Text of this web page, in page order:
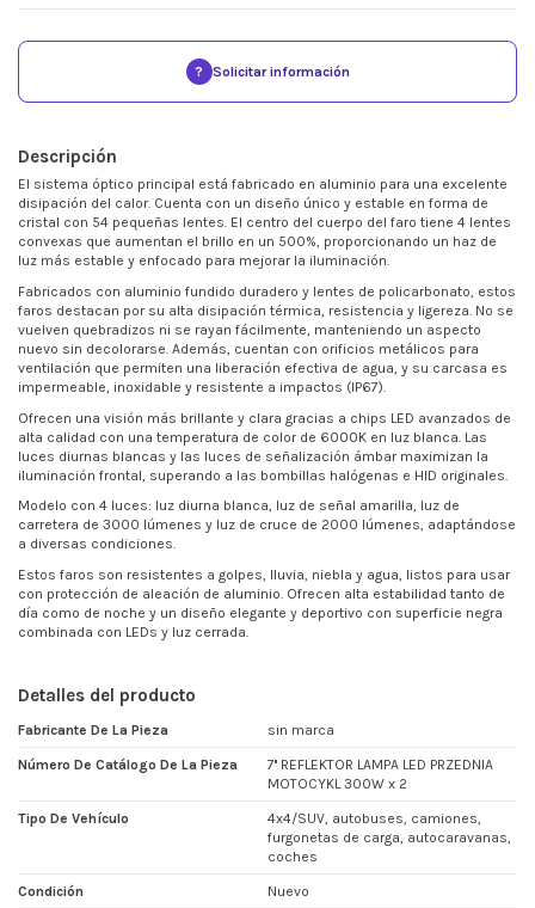
? Solicitar información
Descripción
El sistema óptico principal está fabricado en aluminio para una excelente
disipación del calor. Cuenta con un diseño único y estable en forma de
cristal con 54 pequeñas lentes. El centro del cuerpo del faro tiene 4 lentes
convexas que aumentan el brillo en un 500%, proporcionando un haz de
luz más estable y enfocado para mejorar la iluminación.
Fabricados con aluminio fundido duradero y lentes de policarbonato, estos
faros destacan por su alta disipación térmica, resistencia y ligereza. No se
vuelven quebradizos ni se rayan fácilmente, manteniendo un aspecto
nuevo sin decolorarse. Además, cuentan con orificios metálicos para
ventilación que permiten una liberación efectiva de agua, y su carcasa es
impermeable, inoxidable y resistente a impactos (IP67).
Ofrecen una visión más brillante y clara gracias a chips LED avanzados de
alta calidad con una temperatura de color de 6000K en luz blanca. Las
luces diurnas blancas y las luces de señalización ámbar maximizan la
iluminación frontal, superando a las bombillas halógenas e HID originales.
Modelo con 4 luces: luz diurna blanca, luz de señal amarilla, luz de
carretera de 3000 lúmenes y luz de cruce de 2000 lúmenes, adaptándose
a diversas condiciones.
Estos faros son resistentes a golpes, lluvia, niebla y agua, listos para usar
con protección de aleación de aluminio. Ofrecen alta estabilidad tanto de
día como de noche y un diseño elegante y deportivo con superficie negra
combinada con LEDs y luz cerrada.
Detalles del producto
Fabricante De La Pieza sin marca
Número De Catálogo De La Pieza
7'' REFLEKTOR LAMPA LED PRZEDNIA
MOTOCYKL 300W x 2
Tipo De Vehículo
4x4/SUV, autobuses, camiones,
furgonetas de carga, autocaravanas,
coches
Condición Nuevo